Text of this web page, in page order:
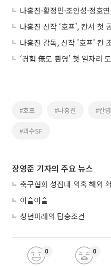
나홍진·황정민·조인성·정
‘경험 無도 환영’ 첫 일자리
#호프 #나홍진 #칸
#괴수SF
장영준 기자의 주요 뉴스
아슬아슬
청년미래의 탑승조건
0 0